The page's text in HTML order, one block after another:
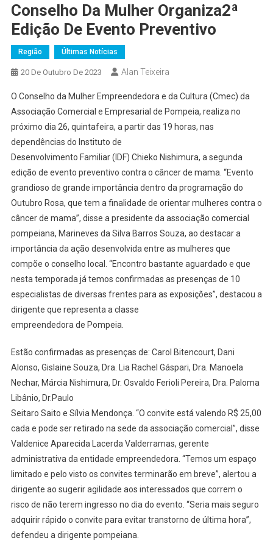
Conselho Da Mulher Organiza2ª
Edição De Evento Preventivo
Região Últimas Notícias
20 De Outubro De 2023 Alan Teixeira
O Conselho da Mulher Empreendedora e da Cultura (Cmec) da
Associação Comercial e Empresarial de Pompeia, realiza no
próximo dia 26, quintafeira, a partir das 19 horas, nas
dependências do Instituto de
Desenvolvimento Familiar (IDF) Chieko Nishimura, a segunda
edição de evento preventivo contra o câncer de mama. “Evento
grandioso de grande importância dentro da programação do
Outubro Rosa, que tem a finalidade de orientar mulheres contra o
câncer de mama”, disse a presidente da associação comercial
pompeiana, Marineves da Silva Barros Souza, ao destacar a
importância da ação desenvolvida entre as mulheres que
compõe o conselho local. “Encontro bastante aguardado e que
nesta temporada já temos confirmadas as presenças de 10
especialistas de diversas frentes para as exposições”, destacou a
dirigente que representa a classe
empreendedora de Pompeia.
Estão confirmadas as presenças de: Carol Bitencourt, Dani
Alonso, Gislaine Souza, Dra. Lia Rachel Gáspari, Dra. Manoela
Nechar, Márcia Nishimura, Dr. Osvaldo Ferioli Pereira, Dra. Paloma
Libânio, Dr.Paulo
Seitaro Saito e Sílvia Mendonça. “O convite está valendo R$ 25,00
cada e pode ser retirado na sede da associação comercial”, disse
Valdenice Aparecida Lacerda Valderramas, gerente
administrativa da entidade empreendedora. “Temos um espaço
limitado e pelo visto os convites terminarão em breve”, alertou a
dirigente ao sugerir agilidade aos interessados que correm o
risco de não terem ingresso no dia do evento. “Seria mais seguro
adquirir rápido o convite para evitar transtorno de última hora”,
defendeu a dirigente pompeiana.